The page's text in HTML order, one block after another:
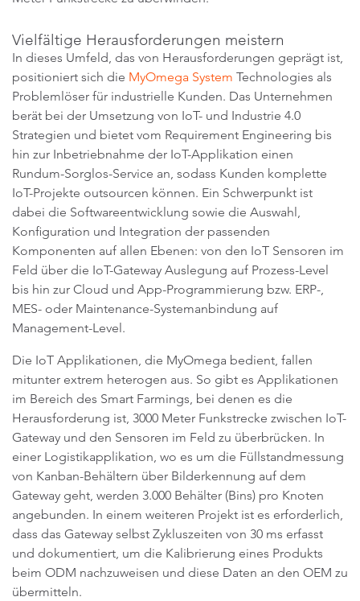
Vielfältige Herausforderungen meistern
In dieses Umfeld, das von Herausforderungen geprägt ist,
positioniert sich die MyOmega System Technologies als
Problemlöser für industrielle Kunden. Das Unternehmen
berät bei der Umsetzung von IoT- und Industrie 4.0
Strategien und bietet vom Requirement Engineering bis
hin zur Inbetriebnahme der IoT-Applikation einen
Rundum-Sorglos-Service an, sodass Kunden komplette
IoT-Projekte outsourcen können. Ein Schwerpunkt ist
dabei die Softwareentwicklung sowie die Auswahl,
Konfiguration und Integration der passenden
Komponenten auf allen Ebenen: von den IoT Sensoren im
Feld über die IoT-Gateway Auslegung auf Prozess-Level
bis hin zur Cloud und App-Programmierung bzw. ERP-,
MES- oder Maintenance-Systemanbindung auf
Management-Level.
Die IoT Applikationen, die MyOmega bedient, fallen
mitunter extrem heterogen aus. So gibt es Applikationen
im Bereich des Smart Farmings, bei denen es die
Herausforderung ist, 3000 Meter Funkstrecke zwischen IoT-
Gateway und den Sensoren im Feld zu überbrücken. In
einer Logistikapplikation, wo es um die Füllstandmessung
von Kanban-Behältern über Bilderkennung auf dem
Gateway geht, werden 3.000 Behälter (Bins) pro Knoten
angebunden. In einem weiteren Projekt ist es erforderlich,
dass das Gateway selbst Zykluszeiten von 30 ms erfasst
und dokumentiert, um die Kalibrierung eines Produkts
beim ODM nachzuweisen und diese Daten an den OEM zu
übermitteln.